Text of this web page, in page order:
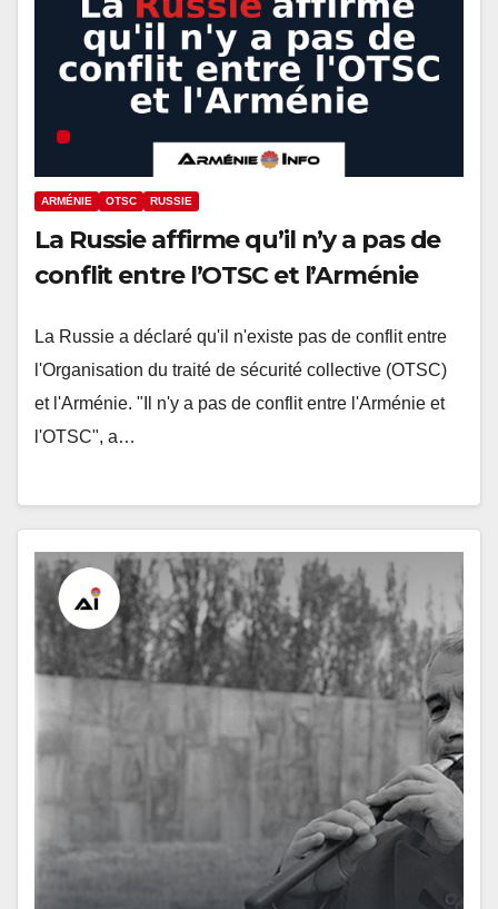
ARMÉNIE OTSC RUSSIE
La Russie affirme qu’il n’y a pas de
conflit entre l’OTSC et l’Arménie
La Russie a déclaré qu'il n'existe pas de conflit entre
l'Organisation du traité de sécurité collective (OTSC)
et l'Arménie. "Il n'y a pas de conflit entre l'Arménie et
l'OTSC", a…